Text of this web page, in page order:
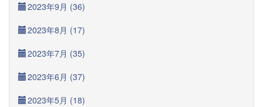
2023年9月 (36)
2023年8月 (17)
2023年7月 (35)
2023年6月 (37)
2023年5月 (18)